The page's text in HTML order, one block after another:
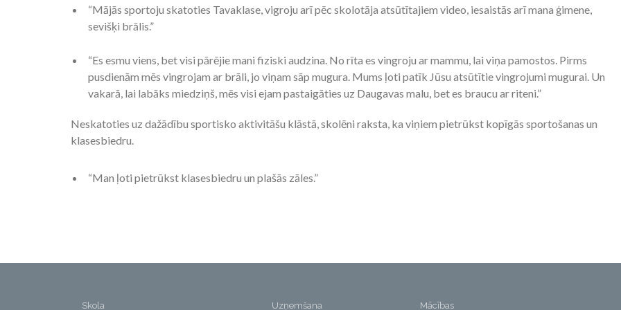
“Mājās sportoju skatoties Tavaklase, vigroju arī pēc skolotāja atsūtītajiem video, iesaistās arī mana ģimene,
sevišķi brālis.”
“Es esmu viens, bet visi pārējie mani fiziski audzina. No rīta es vingroju ar mammu, lai viņa pamostos. Pirms
pusdienām mēs vingrojam ar brāli, jo viņam sāp mugura. Mums ļoti patīk Jūsu atsūtītie vingrojumi mugurai. Un
vakarā, lai labāks miedziņš, mēs visi ejam pastaigāties uz Daugavas malu, bet es braucu ar riteni.”
Neskatoties uz dažādību sportisko aktivitāšu klāstā, skolēni raksta, ka viņiem pietrūkst kopīgās sportošanas un
klasesbiedru.
“Man ļoti pietrūkst klasesbiedru un plašās zāles.”
Skola Uzņemšana Mācības